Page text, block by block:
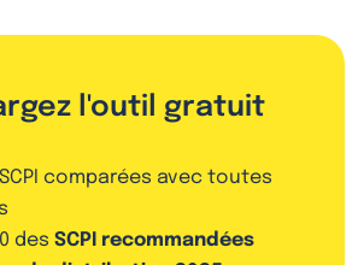
l'outil gratuit
SCPI comparées avec toutes
des SCPI recommandées